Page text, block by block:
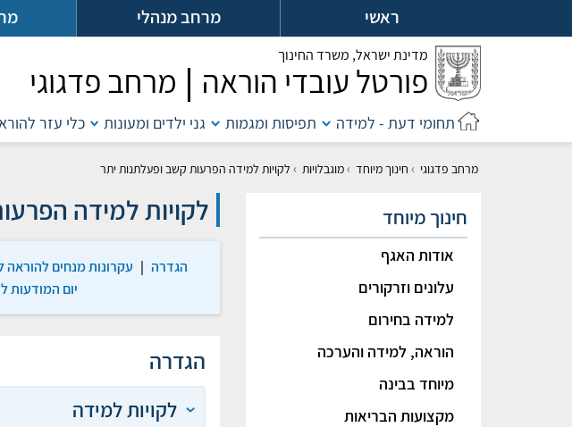
אל
ראשי מרחב מנהלי
מדינת ישראל, משרד החינוך
פורטל עובדי הוראה מרחב פדגוגי
תחומי דעת - למידה תפיסות ומגמות גני ילדים ומעונות כלי עזר
מרחב פדגוגי › חינוך מיוחד ›מוגבלויות › לקויות למידה הפרעות קשב ופעלתנות יתר
לקויות למידה
הגדרה | עקרונות מנחים
יום המודעות
הגדרה
לקויות למידה
חינוך מיוחד
אודות האגף
עלונים וזרקורים
למידה בחירום
הוראה, למידה והערכה
מיוחד בבינה
מקצועות הבריאות